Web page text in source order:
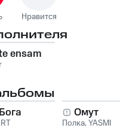
Нравится
ensam
Омут
Полка,YASMI